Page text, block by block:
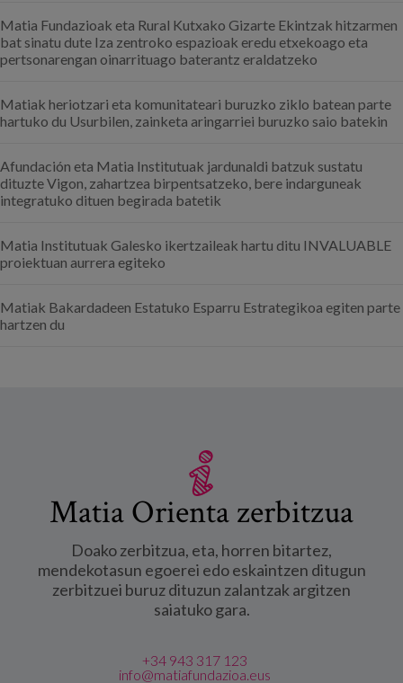
Matia Fundazioak eta Rural Kutxako Gizarte Ekintzak hitzarmen
bat sinatu dute Iza zentroko espazioak eredu etxekoago eta
pertsonarengan oinarrituago baterantz eraldatzeko
Matiak heriotzari eta komunitateari buruzko ziklo batean parte
hartuko du Usurbilen, zainketa aringarriei buruzko saio batekin
Afundación eta Matia Institutuak jardunaldi batzuk sustatu
dituzte Vigon, zahartzea birpentsatzeko, bere indarguneak
integratuko dituen begirada batetik
Matia Institutuak Galesko ikertzaileak hartu ditu INVALUABLE
proiektuan aurrera egiteko
Matiak Bakardadeen Estatuko Esparru Estrategikoa egiten parte
hartzen du
Matia Orienta zerbitzua
Doako zerbitzua, eta, horren bitartez,
mendekotasun egoerei edo eskaintzen ditugun
zerbitzuei buruz dituzun zalantzak argitzen
saiatuko gara.
+34 943 317 123
info@matiafundazioa.eus